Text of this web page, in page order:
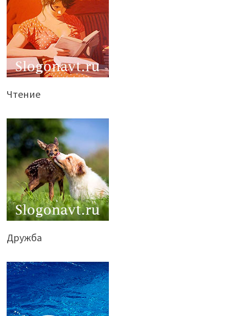
Чтение
Дружба